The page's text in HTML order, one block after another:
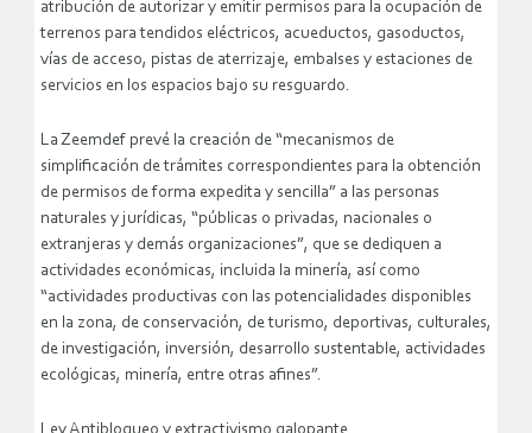
resguardo de la FANB. De igual manera, se le otorga la
atribución de autorizar y emitir permisos para la ocupación de
terrenos para tendidos eléctricos, acueductos, gasoductos,
vías de acceso, pistas de aterrizaje, embalses y estaciones de
La Zeemdef prevé la creación de “mecanismos de
simplificación de trámites correspondientes para la obtención
de permisos de forma expedita y sencilla” a las personas
naturales y jurídicas, “públicas o privadas, nacionales o
extranjeras y demás organizaciones”, que se dediquen a
actividades económicas, incluida la minería, así como
“actividades productivas con las potencialidades disponibles
en la zona, de conservación, de turismo, deportivas, culturales,
de investigación, inversión, desarrollo sustentable, actividades